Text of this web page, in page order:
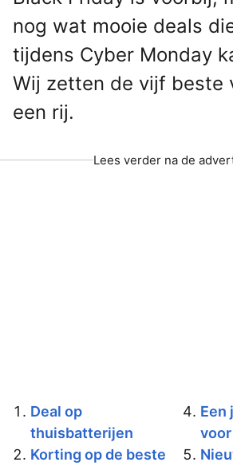
nog wat mooie deals
tijdens Cyber Monday
Wij zetten de vijf beste
een rij.
Lees verder na de
Deal op
thuisbatterijen
Korting op de beste
Een